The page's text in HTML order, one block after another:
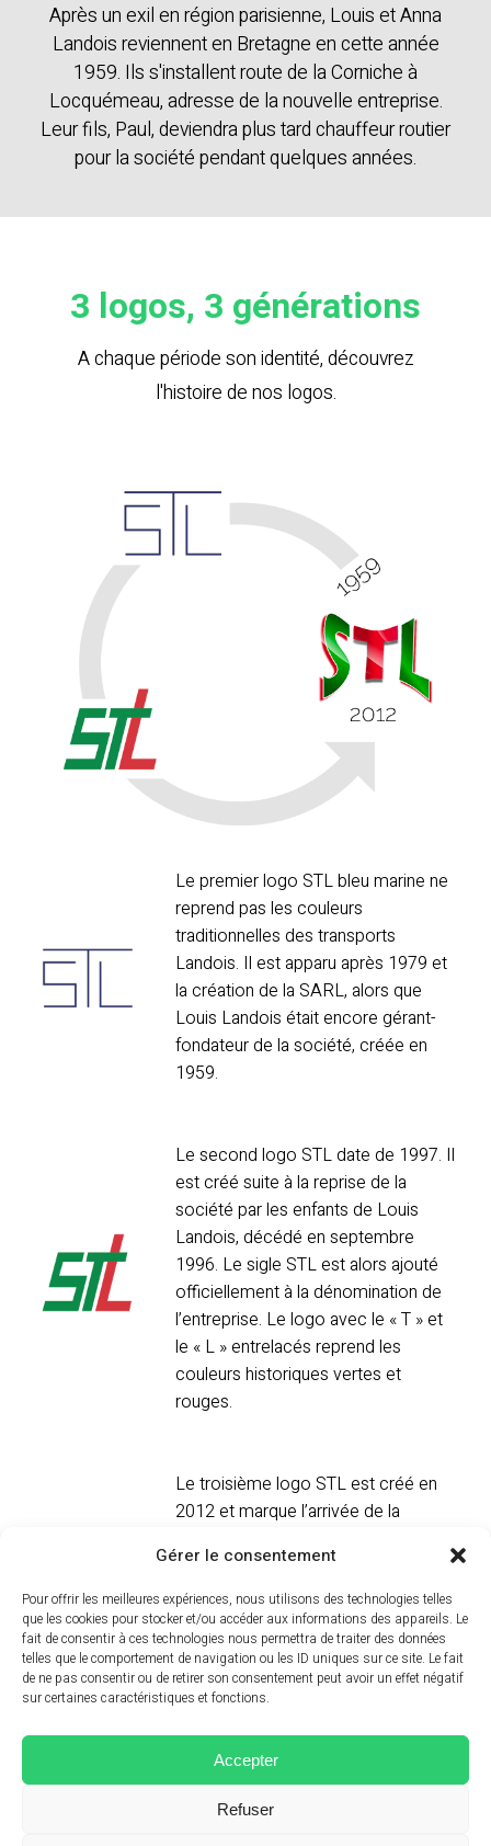
Gérer le consentement
Pour offrir les meilleures expériences, nous utilisons des technologies telles
que les cookies pour stocker et/ou accéder aux informations des appareils. Le
fait de consentir à ces technologies nous permettra de traiter des données
telles que le comportement de navigation ou les ID uniques sur ce site. Le fait
de ne pas consentir ou de retirer son consentement peut avoir un effet négatif
sur certaines caractéristiques et fonctions.
Accepter
Refuser
Après un exil en région parisienne, Louis et Anna
Landois reviennent en Bretagne en cette année
1959. Ils s'installent route de la Corniche à
Locquémeau, adresse de la nouvelle entreprise.
Leur fils, Paul, deviendra plus tard chauffeur routier
pour la société pendant quelques années.
3 logos, 3 générations
A chaque période son identité, découvrez
l'histoire de nos logos.
Le premier logo STL bleu marine ne
reprend pas les couleurs
traditionnelles des transports
Landois. Il est apparu après 1979 et
la création de la SARL, alors que
Louis Landois était encore gérant-
fondateur de la société, créée en
1959.
Le second logo STL date de 1997. Il
est créé suite à la reprise de la
société par les enfants de Louis
Landois, décédé en septembre
1996. Le sigle STL est alors ajouté
officiellement à la dénomination de
l’entreprise. Le logo avec le « T » et
le « L » entrelacés reprend les
couleurs historiques vertes et
rouges.
Le troisième logo STL est créé en
2012 et marque l’arrivée de la
l’entreprise. Les petits enfants de
Louis Landois accompagnent leur
père Yannick dans la reprise de la
société. Le logo est relooké avec
des effets de brillance, tout en
conservant les couleurs
traditionnelles.